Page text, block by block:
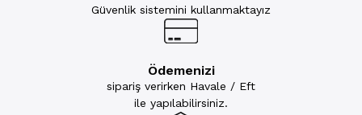
Güvenlik sistemini kullanmaktayız
Ödemenizi
sipariş verirken Havale / Eft
ile yapılabilirsiniz.